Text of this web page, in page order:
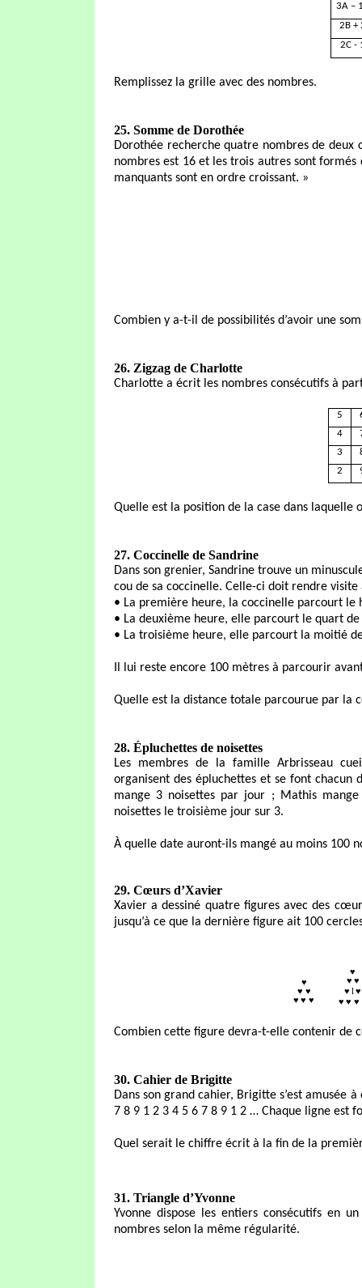
3A –
2B +
2C -
Remplissez la grille avec des nombres.
25. Somme de Dorothée
Dorothée recherche quatre nombres de
nombres est 16 et les trois autres sont
manquants sont en ordre croissant. »
Combien y a-t-il de possibilités d’avoir une
26. Zigzag de Charlotte
Charlotte a écrit les nombres consécutifs à
5
4
3
2
Quelle est la position de la case dans laquelle
27. Coccinelle de Sandrine
Dans son grenier, Sandrine trouve un
cou de sa coccinelle. Celle-ci doit rendre visite
• La première heure, la coccinelle parcourt
• La deuxième heure, elle parcourt le quart
• La troisième heure, elle parcourt la moitié
Il lui reste encore 100 mètres à parcourir
Quelle est la distance totale parcourue par la
28. Épluchettes de noisettes
Les membres de la famille Arbrisseau
organisent des épluchettes et se font chacun
mange 3 noisettes par jour ; Mathis
noisettes le troisième jour sur 3.
À quelle date auront-ils mangé au moins 100
29. Cœurs d’Xavier
Xavier a dessiné quatre figures avec des
jusqu’à ce que la dernière figure ait 100
♥
♥ ♥
♥ ♥ ♥
♥
♥ ♥
♥ l ♥
♥ ♥ ♥
Combien cette figure devra-t-elle contenir de
30. Cahier de Brigitte
Dans son grand cahier, Brigitte s’est amusée
7 8 9 1 2 3 4 5 6 7 8 9 1 2 … Chaque ligne est
Quel serait le chiffre écrit à la fin de la
31. Triangle d’Yvonne
Yvonne dispose les entiers consécutifs en
nombres selon la même régularité.